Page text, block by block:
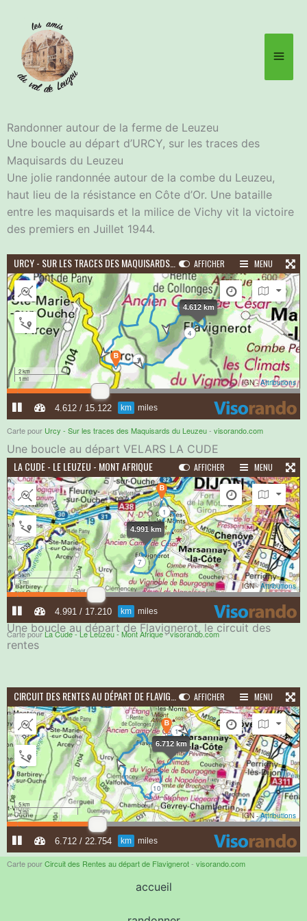
contenu
Randonner autour de la ferme de Leuzeu
Une boucle au départ d’URCY, sur les traces des
Maquisards du Leuzeu
Une jolie randonnée autour de la combe du Leuzeu,
haut lieu de la résistance en Côte d’Or. Une bataille
entre les maquisards et la milice de Vichy vit la victoire
des premiers en Juillet 1944.
Carte pour Urcy - Sur les traces des Maquisards du Leuzeu- visorando.com
Une boucle au départ VELARS LA CUDE
Carte pourLa Cude - Le Leuzeu - Mont Afrique-visorando.com
Une boucle au départ de Flavignerot, le circuit des
rentes
Carte pourCircuit des Rentes au départ de Flavignerot- visorando.com
accueil